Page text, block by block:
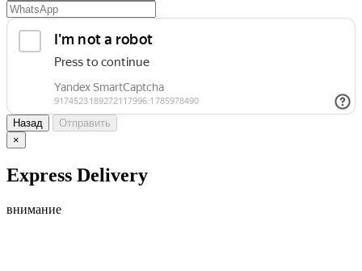
Назад
Отправить
×
Express Delivery
внимание